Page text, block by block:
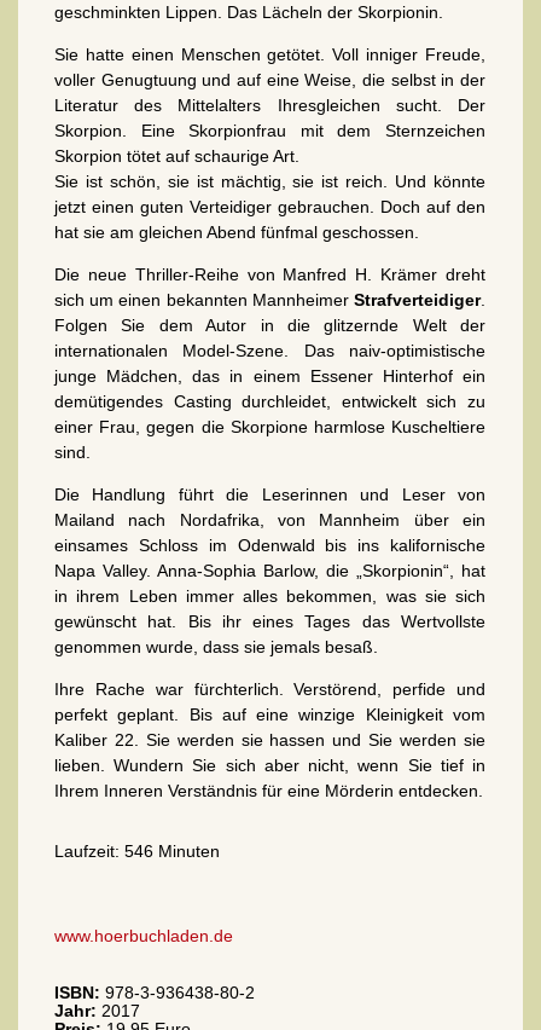
geschminkten Lippen. Das Lächeln der Skorpionin.
Sie hatte einen Menschen getötet. Voll inniger Freude,
voller Genugtuung und auf eine Weise, die selbst in der
Literatur des Mittelalters Ihresgleichen sucht. Der
Skorpion. Eine Skorpionfrau mit dem Sternzeichen
Skorpion tötet auf schaurige Art.
Sie ist schön, sie ist mächtig, sie ist reich. Und könnte
jetzt einen guten Verteidiger gebrauchen. Doch auf den
hat sie am gleichen Abend fünfmal geschossen.
Die neue Thriller-Reihe von Manfred H. Krämer dreht
sich um einen bekannten Mannheimer Strafverteidiger.
Folgen Sie dem Autor in die glitzernde Welt der
internationalen Model-Szene. Das naiv-optimistische
junge Mädchen, das in einem Essener Hinterhof ein
demütigendes Casting durchleidet, entwickelt sich zu
einer Frau, gegen die Skorpione harmlose Kuscheltiere
sind.
Die Handlung führt die Leserinnen und Leser von
Mailand nach Nordafrika, von Mannheim über ein
einsames Schloss im Odenwald bis ins kalifornische
Napa Valley. Anna-Sophia Barlow, die „Skorpionin“, hat
in ihrem Leben immer alles bekommen, was sie sich
gewünscht hat. Bis ihr eines Tages das Wertvollste
genommen wurde, dass sie jemals besaß.
Ihre Rache war fürchterlich. Verstörend, perfide und
perfekt geplant. Bis auf eine winzige Kleinigkeit vom
Kaliber 22. Sie werden sie hassen und Sie werden sie
lieben. Wundern Sie sich aber nicht, wenn Sie tief in
Ihrem Inneren Verständnis für eine Mörderin entdecken.
Laufzeit: 546 Minuten
www.hoerbuchladen.de
ISBN: 978-3-936438-80-2
Jahr: 2017